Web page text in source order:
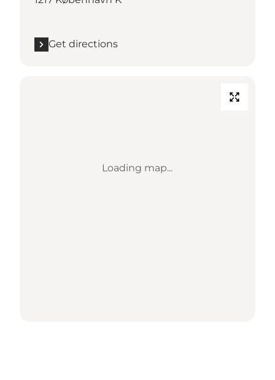
Get directions
Loading map...